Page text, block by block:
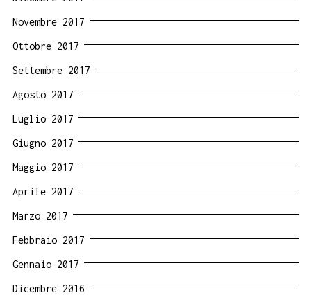
Novembre 2017
Ottobre 2017
Settembre 2017
Agosto 2017
Luglio 2017
Giugno 2017
Maggio 2017
Aprile 2017
Marzo 2017
Febbraio 2017
Gennaio 2017
Dicembre 2016